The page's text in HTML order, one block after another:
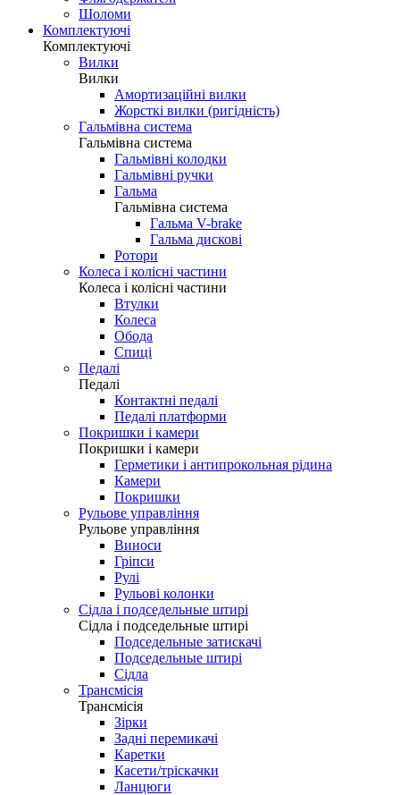
Шоломи
Комплектуючі
Комплектуючі
Вилки
Вилки
Амортизаційні вилки
Жорсткі вилки (ригідність)
Гальмівна система
Гальмівна система
Гальмівні колодки
Гальмівні ручки
Гальма
Гальмівна система
Гальма V-brake
Гальма дискові
Ротори
Колеса і колісні частини
Колеса і колісні частини
Втулки
Колеса
Обода
Спиці
Педалі
Педалі
Контактні педалі
Педалі платформи
Покришки і камери
Покришки і камери
Герметики і антипрокольная рідина
Камери
Покришки
Рульове управління
Рульове управління
Виноси
Гріпси
Рулі
Рульові колонки
Сідла і подседельные штирі
Сідла і подседельные штирі
Подседельные затискачі
Подседельные штирі
Сідла
Трансмісія
Трансмісія
Зірки
Задні перемикачі
Каретки
Касети/тріскачки
Ланцюги